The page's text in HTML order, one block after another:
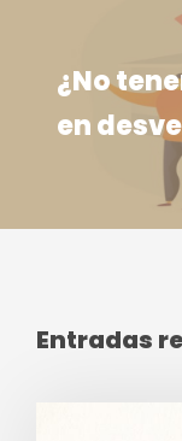
¿No
en
Entradas